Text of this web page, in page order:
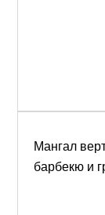
Мангал
барбекю и